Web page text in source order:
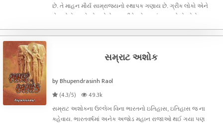
છે. તે માહન મૌર્ય સામ્રાજ્યનો સ્થાપક ગણાય છે. ગ્રીક લોકો એને
સેન્ડ્રોકોટસ કે એન્ડ્રોકોટસ તરીકે ઓળખતાં. આ પહેલો એવો રાજા
સમ્રાટ અશોક
by Bhupendrasinh Raol
(4.3/5)
49.3k
સમ્રાટ અશોકના ઉલ્લેખ વિના ભારતનો ઇતિહાસ, ઇતિહાસ જ ના
કહેવાય. ભારતવર્ષમાં અનેક અજોડ મહાન રાજાઓ થઈ ગયા પણ